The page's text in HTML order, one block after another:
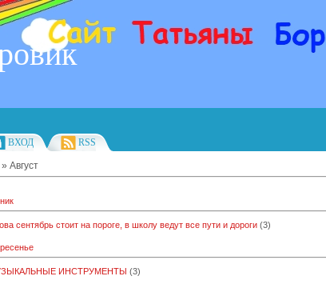
ВХОД RSS
» Август
сентябрь стоит на пороге, в школу ведут все пути и дороги (3)
ИНСТРУМЕНТЫ (3)